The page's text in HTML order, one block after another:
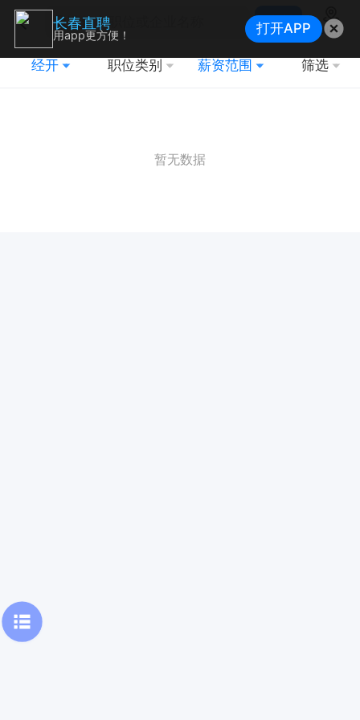
搜索
地图
经开 职位类别 薪资范围 筛选
暂无数据
长春直聘
用app更方便！ 打开APP